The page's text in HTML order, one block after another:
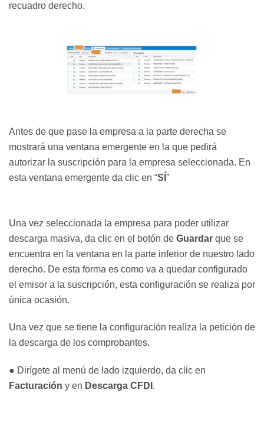
recuadro derecho.
Antes de que pase la empresa a la parte derecha se
mostrará una ventana emergente en la que pedirá
autorizar la suscripción para la empresa seleccionada. En
esta ventana emergente da clic en “SÍ ”
Una vez seleccionada la empresa para poder utilizar
descarga masiva, da clic en el botón de Guardar que se
encuentra en la ventana en la parte inferior de nuestro lado
derecho. De esta forma es como va a quedar configurado
el emisor a la suscripción, esta configuración se realiza por
única ocasión.
Una vez que se tiene la configuración realiza la petición de
la descarga de los comprobantes.
● Dirígete al menú de lado izquierdo, da clic en
Facturación y en Descarga CFDI .